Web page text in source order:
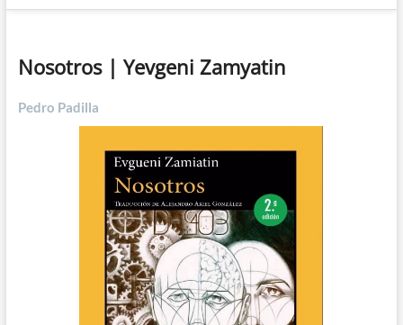
Nosotros | Yevgeni Zamyatin
Pedro Padilla